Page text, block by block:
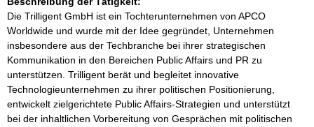
Die Trilligent GmbH ist ein Tochterunternehmen von APCO
Worldwide und wurde mit der Idee gegründet, Unternehmen
insbesondere aus der Techbranche bei ihrer strategischen
Kommunikation in den Bereichen Public Affairs und PR zu
unterstützen. Trilligent berät und begleitet innovative
Technologieunternehmen zu ihrer politischen Positionierung,
entwickelt zielgerichtete Public Affairs-Strategien und unterstützt
bei der inhaltlichen Vorbereitung von Gesprächen mit politischen